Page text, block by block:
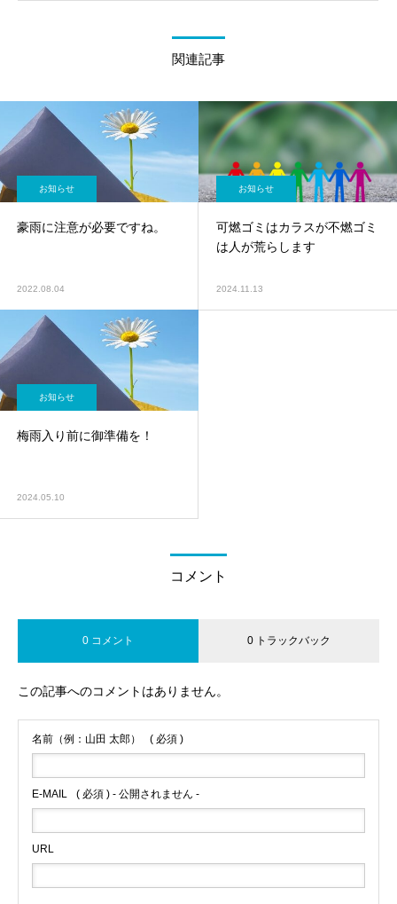
関連記事
お知らせ
豪雨に注意が必要ですね。
2022.08.04
お知らせ
可燃ゴミはカラスが不燃ゴミ
は人が荒らします
2024.11.13
お知らせ
梅雨入り前に御準備を！
2024.05.10
コメント
0 コメント 0 トラックバック
この記事へのコメントはありません。
名前（例：山田 太郎） ( 必須 )
E-MAIL ( 必須 ) - 公開されません -
URL